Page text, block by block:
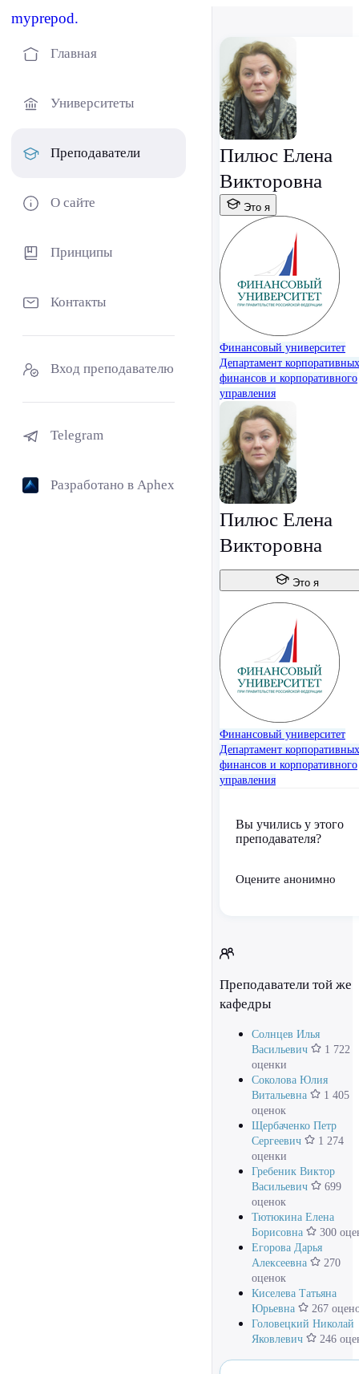
myprepod.
Главная
Университеты
Преподаватели
О сайте
Принципы
Контакты
Вход преподавателю
Telegram
Разработано в Aphex
Пилюс Елена
Викторовна
Это я
Финансовый университет
Департамент корпоративных
финансов и корпоративного
управления
Пилюс Елена
Викторовна
Это я
Финансовый университет
Департамент корпоративных
финансов и корпоративного
управления
Вы учились у этого
преподавателя?
Оцените анонимно
Преподаватели той же
кафедры
Солнцев Илья
Васильевич
1 722
оценки
Соколова Юлия
Витальевна
1 405
оценок
Щербаченко Петр
Сергеевич
1 274
оценки
Гребеник Виктор
Васильевич
699
оценок
Тютюкина Елена
Борисовна
300
Егорова Дарья
Алексеевна
270
оценок
Киселева Татьяна
Юрьевна
267
Головецкий Николай
Яковлевич
246